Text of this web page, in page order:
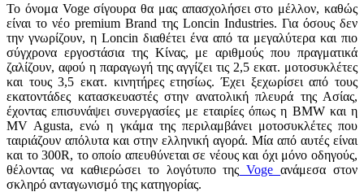
Το όνομα Voge σίγουρα θα μας απασχολήσει στο μέλλον, καθώς
είναι το νέο premium Brand της Loncin Industries. Για όσους δεν
την γνωρίζουν, η Loncin διαθέτει ένα από τα μεγαλύτερα και πιο
σύγχρονα εργοστάσια της Κίνας, με αριθμούς που πραγματικά
ζαλίζουν, αφού η παραγωγή της αγγίζει τις 2,5 εκατ. μοτοσυκλέτες
και τους 3,5 εκατ. κινητήρες ετησίως. Έχει ξεχωρίσει από τους
εκατοντάδες κατασκευαστές στην ανατολική πλευρά της Ασίας,
έχοντας επισυνάψει συνεργασίες με εταιρίες όπως η BMW και η
MV Agusta, ενώ η γκάμα της περιλαμβάνει μοτοσυκλέτες που
ταιριάζουν απόλυτα και στην ελληνική αγορά. Μία από αυτές είναι
και το 300R, το οποίο απευθύνεται σε νέους και όχι μόνο οδηγούς,
θέλοντας να καθιερώσει το λογότυπο της Vogeανάμεσα στον
σκληρό ανταγωνισμό της κατηγορίας.